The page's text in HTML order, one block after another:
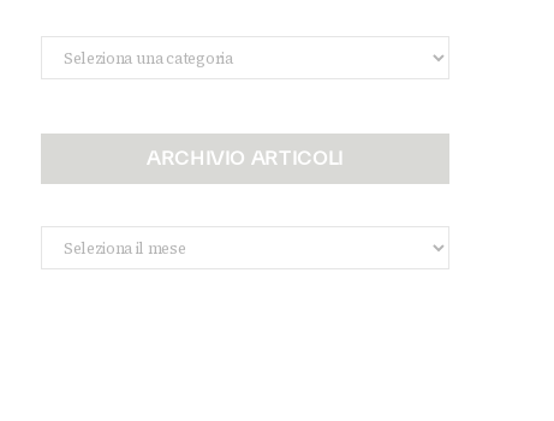
Categorie
ARCHIVIO ARTICOLI
Archivio
Articoli